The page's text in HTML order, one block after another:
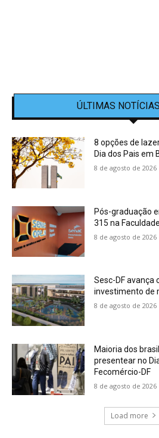
ÚLTIMAS
8 opções de
Dia dos Pais em
8 de agosto de 2026
Pós-graduação
315 na
8 de agosto de 2026
Sesc-DF avança
investimento de
8 de agosto de 2026
Maioria dos
presentear no
Fecomércio-DF
8 de agosto de 2026
Load more